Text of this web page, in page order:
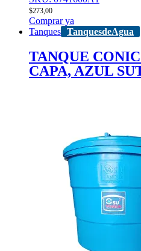
$273,00
Comprar ya
Tanques TanquesdeAgua
TANQUE
CAPA, AZUL